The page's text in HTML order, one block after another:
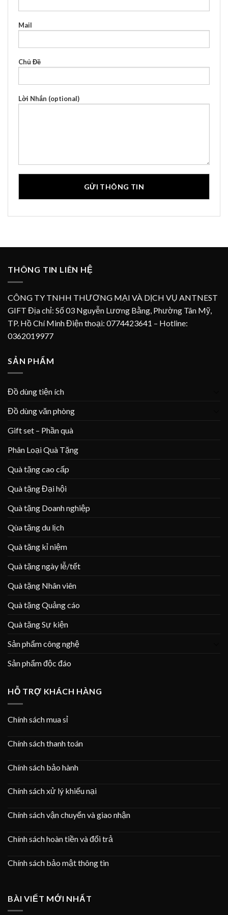
Mail
Chủ Đề
Lời Nhắn (optional)
THÔNG TIN LIÊN HỆ
CÔNG TY TNHH THƯƠNG MẠI VÀ DỊCH VỤ ANTNEST
GIFT Địa chỉ: Số 03 Nguyễn Lương Bằng, Phường Tân Mỹ,
TP. Hồ Chí Minh Điện thoại: 0774423641 – Hotline:
0362019977
SẢN PHẨM
Đồ dùng tiện ích
Đồ dùng văn phòng
Gift set – Phần quà
Phân Loại Quà Tặng
Quà tặng cao cấp
Quà tặng Đại hội
Quà tặng Doanh nghiệp
Qùa tặng du lịch
Quà tặng kỉ niệm
Quà tặng ngày lễ/tết
Quà tặng Nhân viên
Quà tặng Quảng cáo
Quà tặng Sự kiện
Sản phẩm công nghệ
Sản phẩm độc đáo
HỖ TRỢ KHÁCH HÀNG
Chính sách mua sỉ
Chính sách thanh toán
Chính sách bảo hành
Chính sách xử lý khiếu nại
Chính sách vận chuyển và giao nhận
Chính sách hoàn tiền và đổi trả
Chính sách bảo mật thông tin
BÀI VIẾT MỚI NHẤT